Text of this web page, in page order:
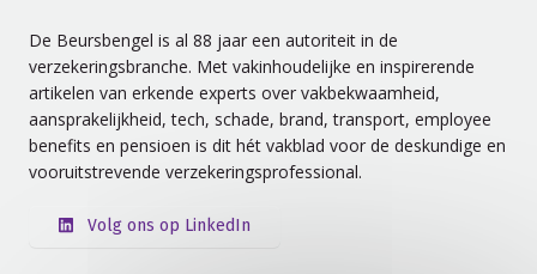
De Beursbengel is al 88 jaar een autoriteit in de
verzekeringsbranche. Met vakinhoudelijke en inspirerende
artikelen van erkende experts over vakbekwaamheid,
aansprakelijkheid, tech, schade, brand, transport, employee
benefits en pensioen is dit hét vakblad voor de deskundige en
vooruitstrevende verzekeringsprofessional.
Volg ons op LinkedIn